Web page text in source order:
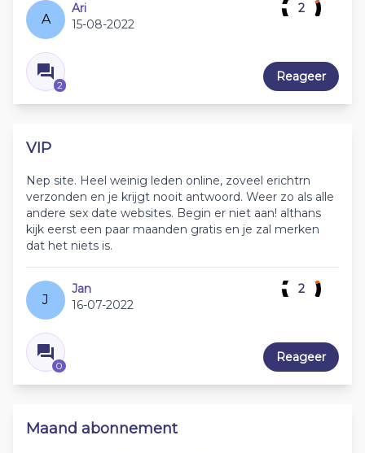
A
Ari
15-08-2022
2
2
Reageer
VIP
Nep site. Heel weinig leden online, zoveel erichtrn
verzonden en je krijgt nooit antwoord. Weer zo als alle
andere sex date websites. Begin er niet aan! althans
kijk eerst een paar maanden gratis en je zal merken
dat het niets is.
J
Jan
16-07-2022
0
2
Reageer
Maand abonnement